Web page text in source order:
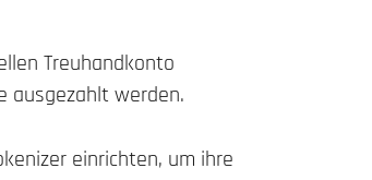
Treuhandkonto
ausgezahlt werden.
einrichten, um ihre